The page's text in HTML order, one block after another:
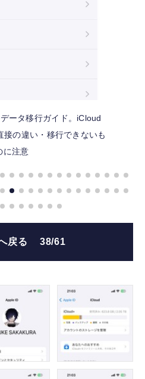
ータ移行ガイド。iCloud
接の違い・移行できないも
に注意
戻る 38/61